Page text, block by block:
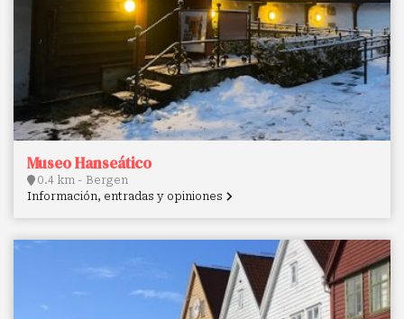
Museo Hanseático
0.4 km - Bergen
Información, entradas y opiniones